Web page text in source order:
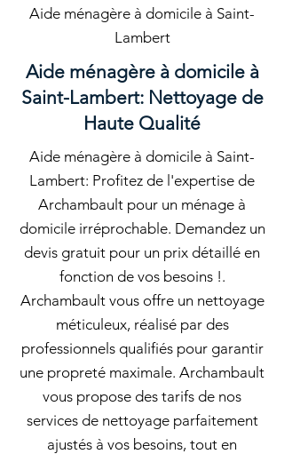
Aide ménagère à domicile à Saint-
Lambert
Aide ménagère à domicile à
Saint-Lambert: Nettoyage de
Haute Qualité
Aide ménagère à domicile à Saint-
Lambert: Profitez de l'expertise de
Archambault pour un ménage à
domicile irréprochable. Demandez un
devis gratuit pour un prix détaillé en
fonction de vos besoins !.
Archambault vous offre un nettoyage
méticuleux, réalisé par des
professionnels qualifiés pour garantir
une propreté maximale. Archambault
vous propose des tarifs de nos
services de nettoyage parfaitement
ajustés à vos besoins, tout en